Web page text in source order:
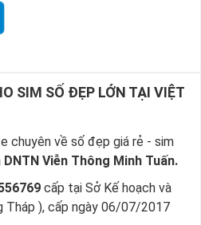
SIM SỐ ĐẸP LỚN TẠI VIỆT
chuyên về số đẹp giá rẻ - sim
DNTN Viễn Thông Minh Tuấn.
cấp tại Sở Kế hoạch và
Tháp ), cấp ngày 06/07/2017